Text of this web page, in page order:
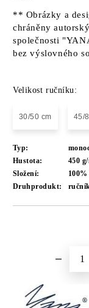
** Obrázky a
chráněny
společnosti
bez výslovného
Velikost ručníku:
30/50 cm 45/
Typ:
Hustota:
450 g/
Složení:
Druhprodukt: